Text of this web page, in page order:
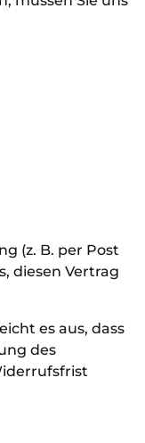
(z. B. per Post
diesen Vertrag
es aus, dass
des